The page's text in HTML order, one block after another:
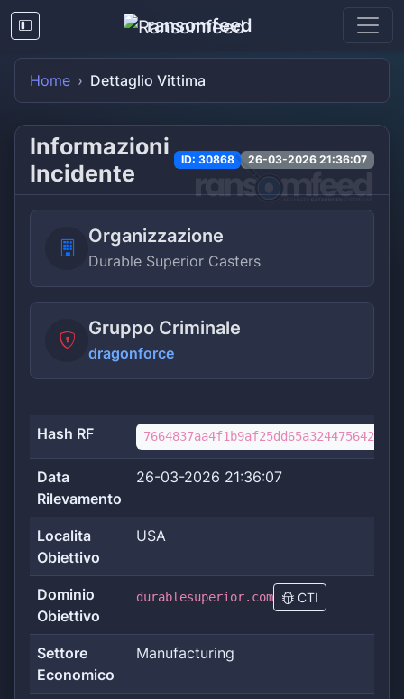
ransomfeed
Home Dettaglio Vittima
Informazioni
Incidente
ID: 30868 26-03-2026 21:36:07
Organizzazione
Durable Superior Casters
Gruppo Criminale
dragonforce
Hash RF
Data
Rilevamento
26-03-2026 21:36:07
Localita
Obiettivo
USA
Dominio
Obiettivo
durablesuperior.com CTI
Settore
Economico
Manufacturing